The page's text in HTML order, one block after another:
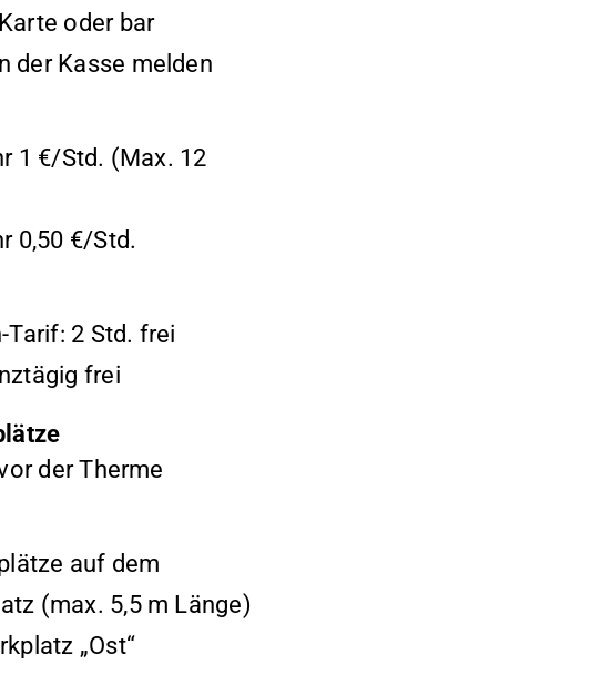
oder bar
der Kasse melden
1 €/Std. (Max. 12
0,50 €/Std.
Tarif: 2 Std. frei
frei
der Therme
auf dem
(max. 5,5 m Länge)
„Ost“